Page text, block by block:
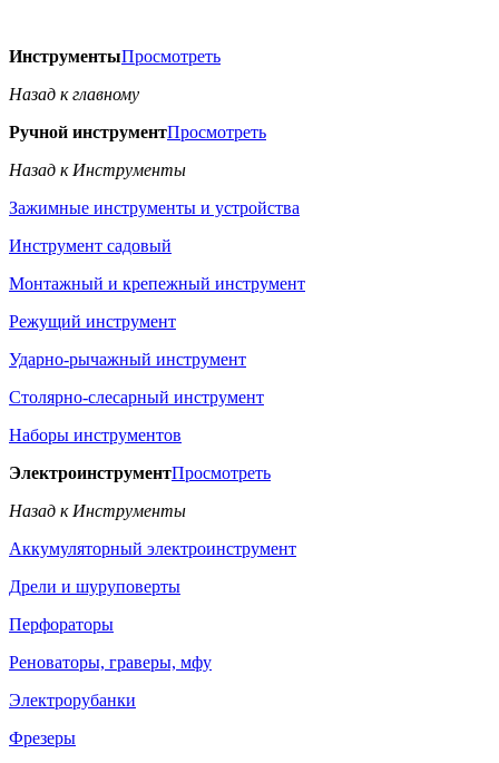
ИнструментыПросмотреть
Назад к главному
Ручной инструментПросмотреть
Назад к Инструменты
Зажимные инструменты и устройства
Инструмент садовый
Монтажный и крепежный инструмент
Режущий инструмент
Ударно-рычажный инструмент
Столярно-слесарный инструмент
Наборы инструментов
ЭлектроинструментПросмотреть
Назад к Инструменты
Аккумуляторный электроинструмент
Дрели и шуруповерты
Перфораторы
Реноваторы, граверы, мфу
Электрорубанки
Фрезеры